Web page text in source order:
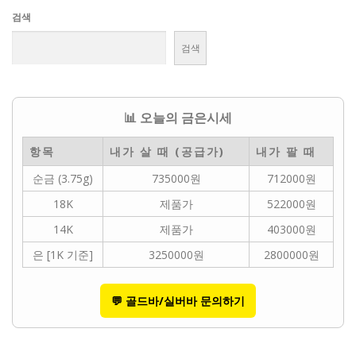
검색
검색
📊 오늘의 금은시세
항목 내가 살 때 (공급가)
내가 팔 때
순금 (3.75g)
735000원
712000원
18K
제품가
522000원
14K
제품가
403000원
은 [1K 기준]
3250000원 2800000원
💬 골드바/실버바 문의하기